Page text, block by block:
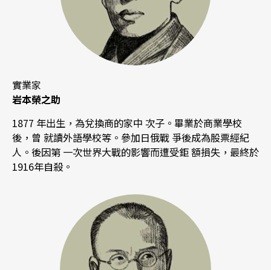
實業家
岩本榮之助
1877 年出生，為兌換商的家中 次子。畢業於商業學校
後，曾 就讀外語學校等。參加日俄戰 爭後成為股票經紀
人。後因第 一次世界大戰的影響而遭受鉅 額損失，最終於
1916年自殺。